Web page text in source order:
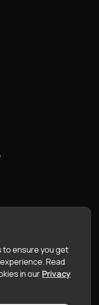
to ensure you get
Read
in our Privacy